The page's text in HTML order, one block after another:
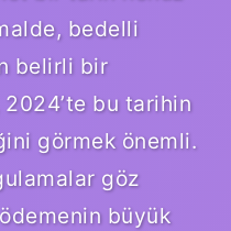
bedelli
belirli bir
2024’te bu tarihin
görmek önemli.
göz
ödemenin büyük